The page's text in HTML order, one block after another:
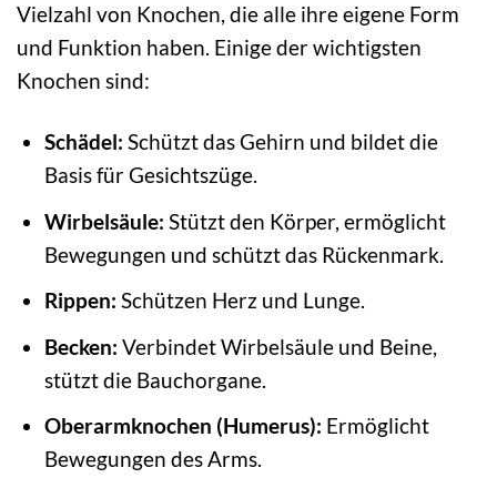
Vielzahl von Knochen, die alle ihre eigene Form
und Funktion haben. Einige der wichtigsten
Knochen sind:
Schädel: Schützt das Gehirn und bildet die
Basis für Gesichtszüge.
Wirbelsäule: Stützt den Körper, ermöglicht
Bewegungen und schützt das Rückenmark.
Rippen: Schützen Herz und Lunge.
Becken: Verbindet Wirbelsäule und Beine,
stützt die Bauchorgane.
Oberarmknochen (Humerus): Ermöglicht
Bewegungen des Arms.